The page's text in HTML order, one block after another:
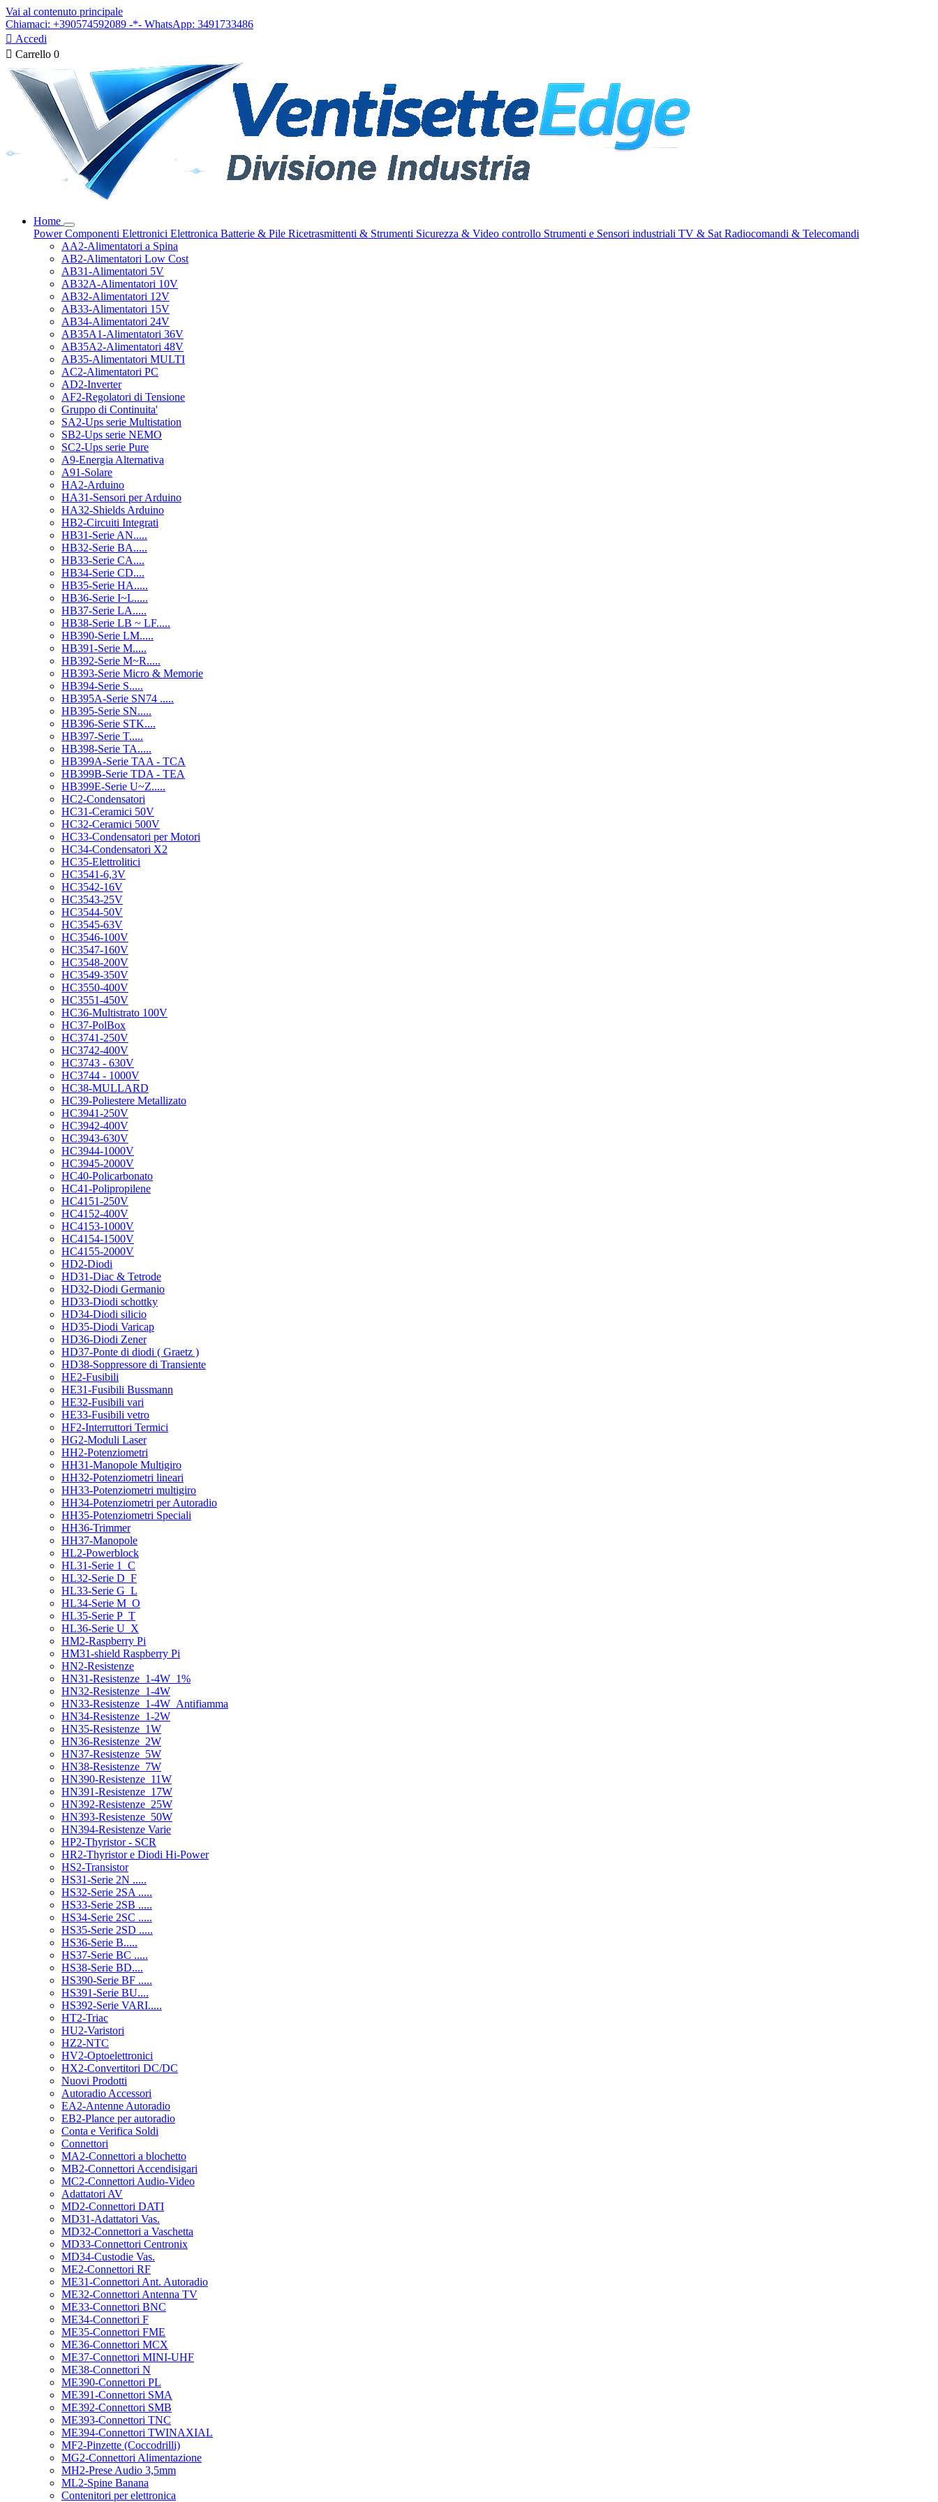
Vai al contenuto principale
Chiamaci: +390574592089 -*- WhatsApp: 3491733486
 Accedi
 Carrello 0
Home
PowerComponenti Elettronici Elettronica Batterie & Pile Ricetrasmittenti & Strumenti Sicurezza & Video controllo Strumenti e Sensori industriali TV & Sat Radiocomandi & Telecomandi
AA2-Alimentatori a Spina
AB2-Alimentatori Low Cost
AB31-Alimentatori 5V
AB32A-Alimentatori 10V
AB32-Alimentatori 12V
AB33-Alimentatori 15V
AB34-Alimentatori 24V
AB35A1-Alimentatori 36V
AB35A2-Alimentatori 48V
AB35-Alimentatori MULTI
AC2-Alimentatori PC
AD2-Inverter
AF2-Regolatori di Tensione
Gruppo di Continuita'
SA2-Ups serie Multistation
SB2-Ups serie NEMO
SC2-Ups serie Pure
A9-Energia Alternativa
A91-Solare
HA2-Arduino
HA31-Sensori per Arduino
HA32-Shields Arduino
HB2-Circuiti Integrati
HB31-Serie AN.....
HB32-Serie BA.....
HB33-Serie CA....
HB34-Serie CD....
HB35-Serie HA.....
HB36-Serie I~L.....
HB37-Serie LA.....
HB38-Serie LB ~ LF.....
HB390-Serie LM.....
HB391-Serie M.....
HB392-Serie M~R.....
HB393-Serie Micro & Memorie
HB394-Serie S.....
HB395A-Serie SN74 .....
HB395-Serie SN.....
HB396-Serie STK....
HB397-Serie T.....
HB398-Serie TA.....
HB399A-Serie TAA - TCA
HB399B-Serie TDA - TEA
HB399E-Serie U~Z.....
HC2-Condensatori
HC31-Ceramici 50V
HC32-Ceramici 500V
HC33-Condensatori per Motori
HC34-Condensatori X2
HC35-Elettrolitici
HC3541-6,3V
HC3542-16V
HC3543-25V
HC3544-50V
HC3545-63V
HC3546-100V
HC3547-160V
HC3548-200V
HC3549-350V
HC3550-400V
HC3551-450V
HC36-Multistrato 100V
HC37-PolBox
HC3741-250V
HC3742-400V
HC3743 - 630V
HC3744 - 1000V
HC38-MULLARD
HC39-Poliestere Metallizato
HC3941-250V
HC3942-400V
HC3943-630V
HC3944-1000V
HC3945-2000V
HC40-Policarbonato
HC41-Polipropilene
HC4151-250V
HC4152-400V
HC4153-1000V
HC4154-1500V
HC4155-2000V
HD2-Diodi
HD31-Diac & Tetrode
HD32-Diodi Germanio
HD33-Diodi schottky
HD34-Diodi silicio
HD35-Diodi Varicap
HD36-Diodi Zener
HD37-Ponte di diodi ( Graetz )
HD38-Soppressore di Transiente
HE2-Fusibili
HE31-Fusibili Bussmann
HE32-Fusibili vari
HE33-Fusibili vetro
HF2-Interruttori Termici
HG2-Moduli Laser
HH2-Potenziometri
HH31-Manopole Multigiro
HH32-Potenziometri lineari
HH33-Potenziometri multigiro
HH34-Potenziometri per Autoradio
HH35-Potenziometri Speciali
HH36-Trimmer
HH37-Manopole
HL2-Powerblock
HL31-Serie 1_C
HL32-Serie D_F
HL33-Serie G_L
HL34-Serie M_O
HL35-Serie P_T
HL36-Serie U_X
HM2-Raspberry Pi
HM31-shield Raspberry Pi
HN2-Resistenze
HN31-Resistenze_1-4W_1%
HN32-Resistenze_1-4W
HN33-Resistenze_1-4W_Antifiamma
HN34-Resistenze_1-2W
HN35-Resistenze_1W
HN36-Resistenze_2W
HN37-Resistenze_5W
HN38-Resistenze_7W
HN390-Resistenze_11W
HN391-Resistenze_17W
HN392-Resistenze_25W
HN393-Resistenze_50W
HN394-Resistenze Varie
HP2-Thyristor - SCR
HR2-Thyristor e Diodi Hi-Power
HS2-Transistor
HS31-Serie 2N .....
HS32-Serie 2SA .....
HS33-Serie 2SB .....
HS34-Serie 2SC .....
HS35-Serie 2SD .....
HS36-Serie B.....
HS37-Serie BC .....
HS38-Serie BD....
HS390-Serie BF .....
HS391-Serie BU....
HS392-Serie VARI.....
HT2-Triac
HU2-Varistori
HZ2-NTC
HV2-Optoelettronici
HX2-Convertitori DC/DC
Nuovi Prodotti
Autoradio Accessori
EA2-Antenne Autoradio
EB2-Plance per autoradio
Conta e Verifica Soldi
Connettori
MA2-Connettori a blochetto
MB2-Connettori Accendisigari
MC2-Connettori Audio-Video
Adattatori AV
MD2-Connettori DATI
MD31-Adattatori Vas.
MD32-Connettori a Vaschetta
MD33-Connettori Centronix
MD34-Custodie Vas.
ME2-Connettori RF
ME31-Connettori Ant. Autoradio
ME32-Connettori Antenna TV
ME33-Connettori BNC
ME34-Connettori F
ME35-Connettori FME
ME36-Connettori MCX
ME37-Connettori MINI-UHF
ME38-Connettori N
ME390-Connettori PL
ME391-Connettori SMA
ME392-Connettori SMB
ME393-Connettori TNC
ME394-Connettori TWINAXIAL
MF2-Pinzette (Coccodrilli)
MG2-Connettori Alimentazione
MH2-Prese Audio 3,5mm
ML2-Spine Banana
Contenitori per elettronica